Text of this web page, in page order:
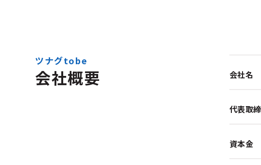
ツナグtobe
会社概要 会社名
代表取
資本金